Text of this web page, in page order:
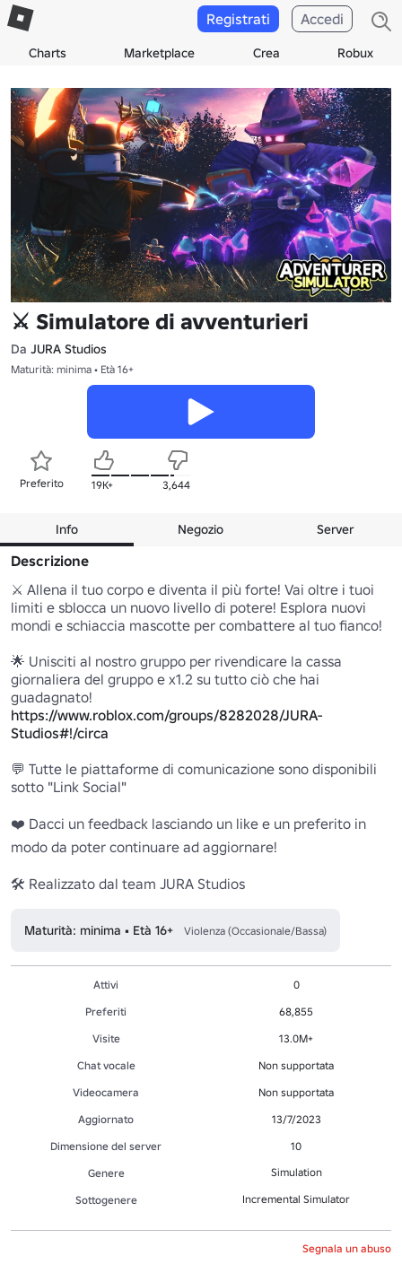
Charts Marketplace Crea Robux
Registrati Accedi
⚔️ Simulatore di avventurieri
Da JURA Studios
Maturità: minima • Età 16+
Preferito 19K+ 3,644
Info Negozio Server
Descrizione
⚔️ Allena il tuo corpo e diventa il più forte! Vai oltre i tuoi
limiti e sblocca un nuovo livello di potere! Esplora nuovi
mondi e schiaccia mascotte per combattere al tuo fianco!
🌟 Unisciti al nostro gruppo per rivendicare la cassa
giornaliera del gruppo e x1.2 su tutto ciò che hai
https://www.roblox.com/groups/8282028/JURA-
Studios#!/circa
💬 Tutte le piattaforme di comunicazione sono disponibili
sotto "Link Social"
❤️ Dacci un feedback lasciando un like e un preferito in
modo da poter continuare ad aggiornare!
🛠️ Realizzato dal team JURA Studios
Maturità: minima • Età 16+ Violenza (Occasionale/Bassa)
Attivi
0
Preferiti
68,855
Visite
13.0M+
Chat vocale
Non supportata
Videocamera
Non supportata
Aggiornato
13/7/2023
Dimensione del server
10
Genere
Simulation
Sottogenere Incremental Simulator
Segnala un abuso